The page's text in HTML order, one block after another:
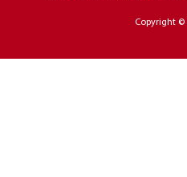
Copyright ©